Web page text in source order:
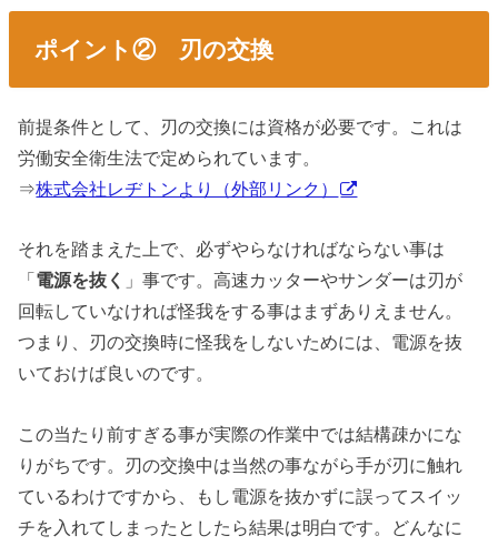
ポイント② 刃の交換
前提条件として、刃の交換には資格が必要です。これは
労働安全衛生法で定められています。
⇒株式会社レヂトンより（外部リンク）
それを踏まえた上で、必ずやらなければならない事は
「 電源を抜く
」事です。高速カッターやサンダーは刃が
回転していなければ怪我をする事はまずありえません。
つまり、刃の交換時に怪我をしないためには、電源を抜
いておけば良いのです。
この当たり前すぎる事が実際の作業中では結構疎かにな
りがちです。刃の交換中は当然の事ながら手が刃に触れ
ているわけですから、もし電源を抜かずに誤ってスイッ
チを入れてしまったとしたら結果は明白です。どんなに